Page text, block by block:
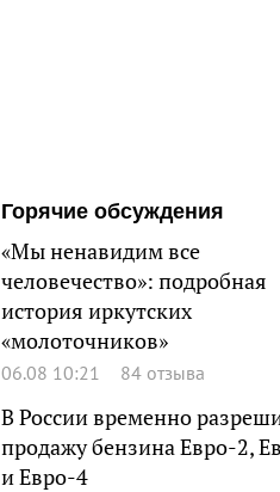
Горячие обсуждения
«Мы ненавидим все
человечество»: подробная
история иркутских
«молоточников»
06.08 10:21 84 отзыва
В России временно
продажу бензина Евро-2,
и Евро-4